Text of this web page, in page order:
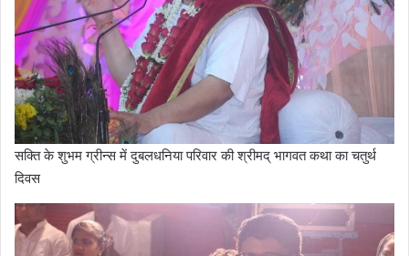
सक्ति के शुभम ग्रीन्स में दुबलधनिया परिवार की श्रीमद् भागवत कथा का चतुर्थ
दिवस